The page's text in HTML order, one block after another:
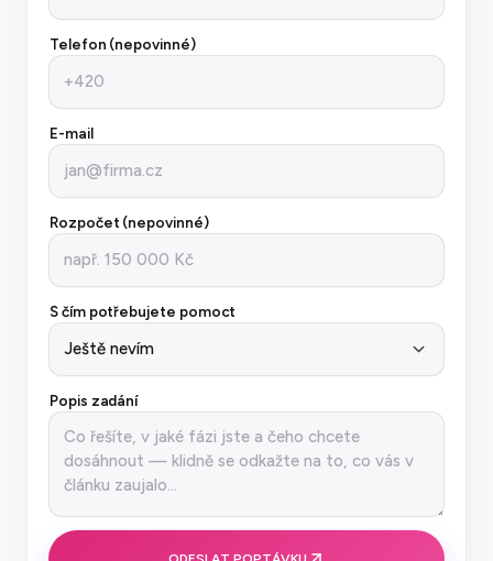
Telefon (nepovinné)
E-mail
Rozpočet (nepovinné)
S čím potřebujete pomoct
Popis zadání